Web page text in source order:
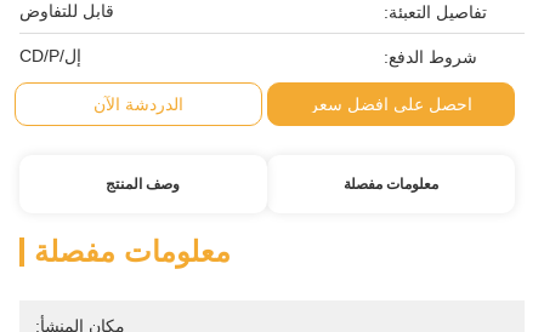
تفاصيل التعبئة: قابل للتفاوض
شروط الدفع: إل/CD/P
احصل على افضل سعر الدردشة الآن
معلومات مفصلة وصف المنتج
معلومات مفصلة
مكان المنشأ: